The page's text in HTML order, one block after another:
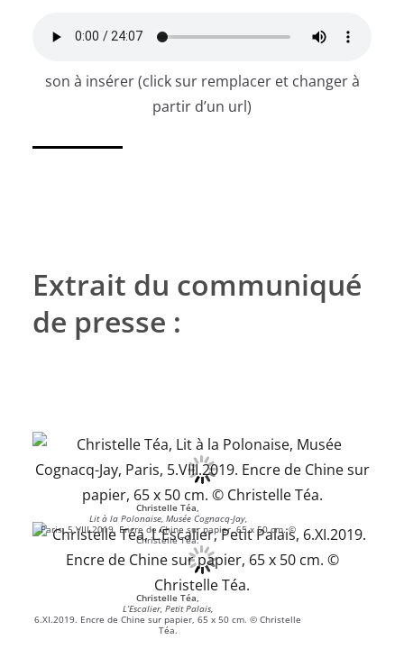
son à insérer (click sur remplacer et changer à
partir d’un url)
Extrait du communiqué
de presse :
Christelle Téa,
Lit à la Polonaise, Musée Cognacq-Jay,
Paris, 5.VIII.2019. Encre de Chine sur papier, 65 x 50 cm. ©
Christelle Téa.
Christelle Téa,
L’Escalier, Petit Palais,
6.XI.2019. Encre de Chine sur papier, 65 x 50 cm. © Christelle
Téa.